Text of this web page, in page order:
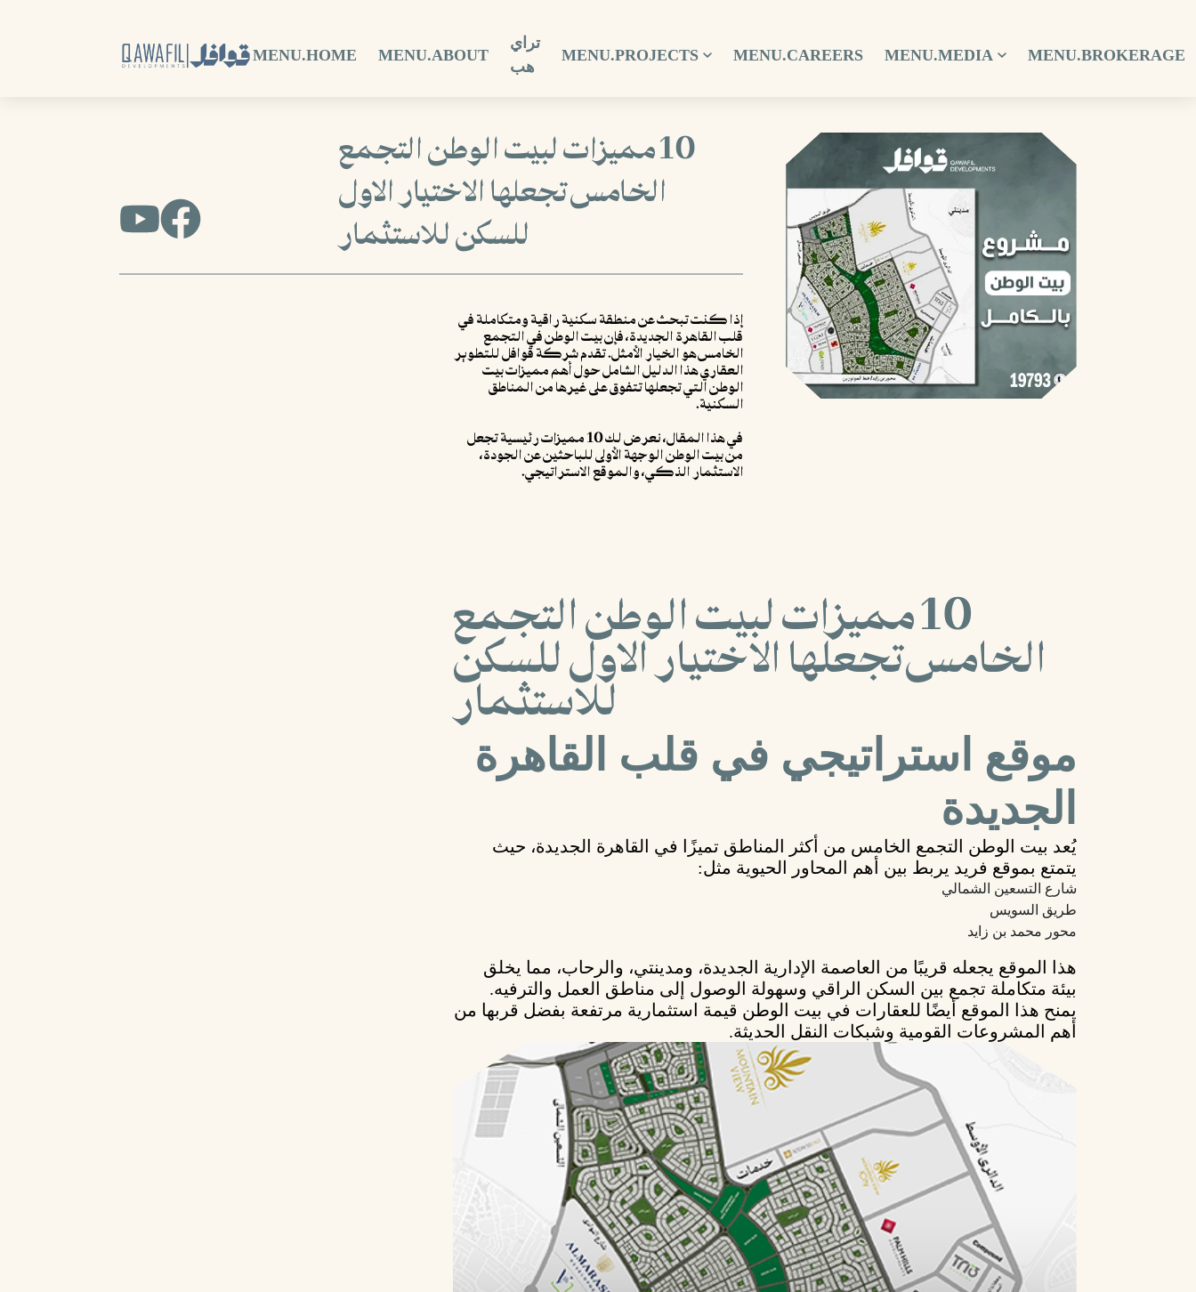
MENU.HOME MENU.ABOUT
تراي
هب
MENU.PROJECTS MENU.CAREERS MENU.MEDIA MENU.BROKERAGE
10 مميزات لبيت الوطن التجمع
الخامس تجعلها الاختيار الاول
للسكن للاستثمار
إذا كنت تبحث عن منطقة سكنية راقية ومتكاملة في
قلب القاهرة الجديدة، فإن بيت الوطن في التجمع
الخامس هو الخيار الأمثل. تقدم شركة قوافل للتطوير
العقاري هذا الدليل الشامل حول أهم مميزات بيت
الوطن التي تجعلها تتفوق على غيرها من المناطق
السكنية.
في هذا المقال، نعرض لك 10 مميزات رئيسية تجعل
من بيت الوطن الوجهة الأولى للباحثين عن الجودة،
الاستثمار الذكي، والموقع الاستراتيجي.
10 مميزات لبيت الوطن التجمع
الخامس تجعلها الاختيار الاول للسكن
للاستثمار
موقع استراتيجي في قلب القاهرة
الجديدة
يُعد بيت الوطن التجمع الخامس من أكثر المناطق تميزًا في القاهرة الجديدة، حيث
يتمتع بموقع فريد يربط بين أهم المحاور الحيوية مثل:
شارع التسعين الشمالي
طريق السويس
محور محمد بن زايد
هذا الموقع يجعله قريبًا من العاصمة الإدارية الجديدة، ومدينتي، والرحاب، مما يخلق
بيئة متكاملة تجمع بين السكن الراقي وسهولة الوصول إلى مناطق العمل والترفيه.
يمنح هذا الموقع أيضًا للعقارات في بيت الوطن قيمة استثمارية مرتفعة بفضل قربها من
أهم المشروعات القومية وشبكات النقل الحديثة.